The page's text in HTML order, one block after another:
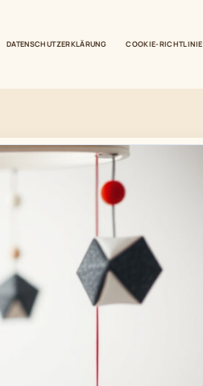
DATENSCHUTZERKLÄRUNG COOKIE-RICHTLINIE